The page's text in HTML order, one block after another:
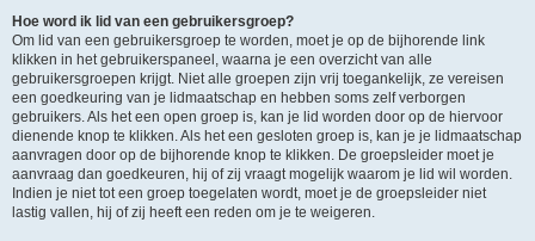
Hoe word ik lid van een gebruikersgroep?
Om lid van een gebruikersgroep te worden, moet je op de bijhorende link
klikken in het gebruikerspaneel, waarna je een overzicht van alle
gebruikersgroepen krijgt. Niet alle groepen zijn vrij toegankelijk, ze vereisen
een goedkeuring van je lidmaatschap en hebben soms zelf verborgen
gebruikers. Als het een open groep is, kan je lid worden door op de hiervoor
dienende knop te klikken. Als het een gesloten groep is, kan je je lidmaatschap
aanvragen door op de bijhorende knop te klikken. De groepsleider moet je
aanvraag dan goedkeuren, hij of zij vraagt mogelijk waarom je lid wil worden.
Indien je niet tot een groep toegelaten wordt, moet je de groepsleider niet
lastig vallen, hij of zij heeft een reden om je te weigeren.